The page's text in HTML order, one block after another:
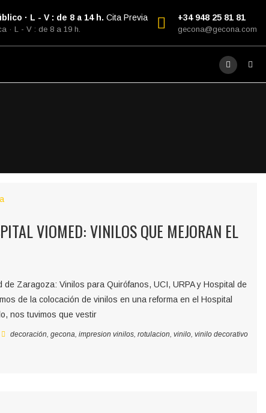
· L - V : de 8 a 14 h. Cita Previa
· L - V : de 8 a 19 h.
+34 948 25 81 81
gecona@gecona.com
VIOMED: VINILOS QUE MEJORAN EL
de Zaragoza: Vinilos para Quirófanos, UCI, URPA y Hospital de
de la colocación de vinilos en una reforma en el Hospital
nos tuvimos que vestir
decoración, gecona, impresion vinilos, rotulacion, vinilo, vinilo decorativo